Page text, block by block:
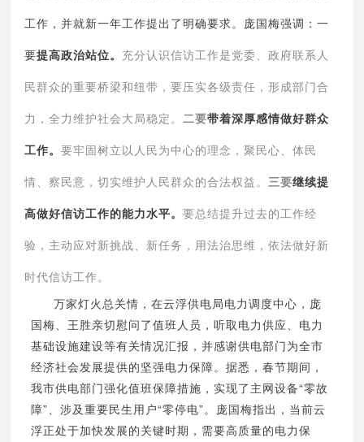
工作，并就新一年工作提出了明确要求。庞国梅强调：一
要提高政治站位。 充分认识信访工作是党委、政府联系人
民群众的重要桥梁和纽带，要压实各级责任，形成部门合
力，全力维护社会大局稳定。二要带着深厚感情做好群众
工作。要牢固树立以人民为中心的理念，聚民心、体民
情、察民意，切实维护人民群众的合法权益。 三要继续提
高做好信访工作的能力水平。要总结提升过去的工作经
验，主动应对新挑战、新任务，用法治思维，依法做好新
时代信访工作。
万家灯火总关情，在云浮供电局电力调度中心，庞
国梅、王胜亲切慰问了值班人员，听取电力供应、电力
基础设施建设等有关情况汇报，并感谢供电部门为全市
经济社会发展提供的坚强电力保障。据悉，春节期间，
我市供电部门强化值班保障措施，实现了主网设备“零故
障”、涉及重要民生用户“零停电”。庞国梅指出，当前云
浮正处于加快发展的关键时期，需要高质量的电力保